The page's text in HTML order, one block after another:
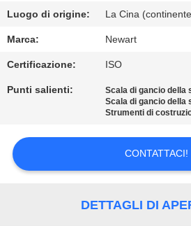
MAPPA
DEL
SITO
PRIVACY
Luogo di origine: La Cina
Marca: Newart
Certificazione: ISO
Punti salienti: Scala di gancio della
Scala di gancio della
Strumenti di
CONTATTACI!
DETTAGLI DI